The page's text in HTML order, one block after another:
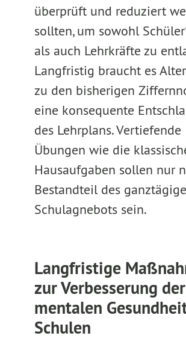
überprüft und reduziert
sollten, um sowohl
als auch Lehrkräfte zu
Langfristig braucht es
zu den bisherigen
eine konsequente
des Lehrplans. Vertiefende
Übungen wie die
Hausaufgaben sollen nur
Bestandteil des
Schulagnebots sein.
Langfristige
zur Verbesserung der
mentalen
Schulen